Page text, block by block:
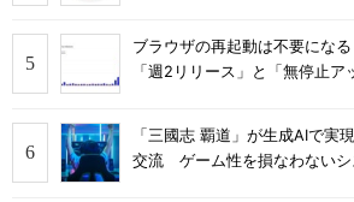
ブラウザの再起動は不要にな
「週2リリース」と「無停止ア
「三國志 覇道」が生成AIで実
交流 ゲーム性を損なわないシ